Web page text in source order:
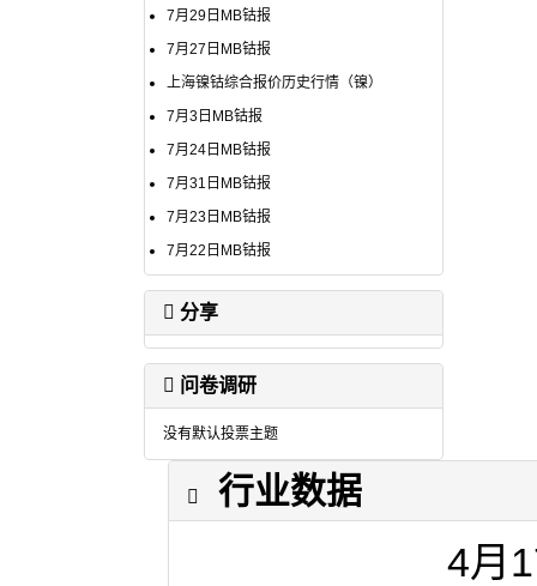
7月29日MB钴报
7月27日MB钴报
上海镍钴综合报价历史行情（镍）
7月3日MB钴报
7月24日MB钴报
7月31日MB钴报
7月23日MB钴报
7月22日MB钴报
分享
问卷调研
没有默认投票主题
行业数据
4月